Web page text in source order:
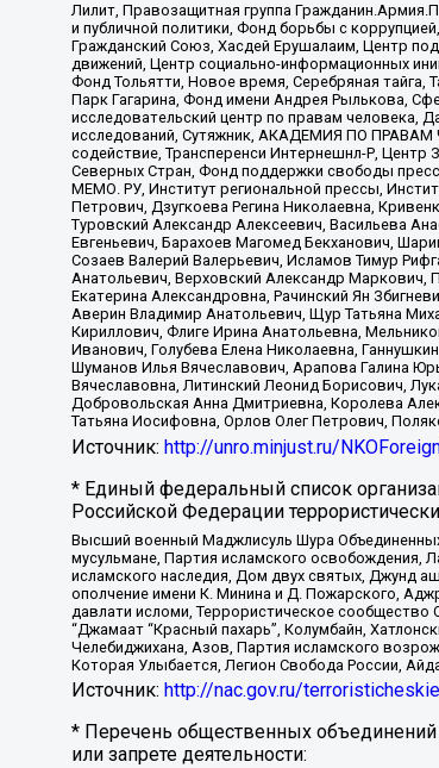
Лилит, Правозащитная группа
и публичной политики, Фонд борьбы с
Гражданский Союз, Хасдей Ерушалаим, Центр
движений, Центр социально-информационных
Фонд Тольятти, Новое время, Серебряная тайга,
Парк Гагарина, Фонд имени Андрея Рылькова,
исследовательский центр по правам человека,
исследований, Сутяжник, АКАДЕМИЯ ПО ПРАВАМ
содействие, Трансперенси Интернешнл-Р,
Северных Стран, Фонд поддержки свободы
МЕМО. РУ, Институт региональной прессы,
Петрович, Дзугкоева Регина Николаевна,
Туровский Александр Алексеевич, Васильева
Евгеньевич, Барахоев Магомед Бекханович,
Созаев Валерий Валерьевич, Исламов Тимур
Анатольевич, Верховский Александр Маркович,
Екатерина Александровна, Рачинский Ян
Аверин Владимир Анатольевич, Щур Татьяна
Кириллович, Флиге Ирина Анатольевна,
Иванович, Голубева Елена Николаевна,
Шуманов Илья Вячеславович, Арапова Галина
Вячеславовна, Литинский Леонид Борисович,
Добровольская Анна Дмитриевна, Королева
Татьяна Иосифовна, Орлов Олег Петрович,
Источник: http://unro.minjust.ru/
* Единый федеральный список
Российской Федерации
Высший военный Маджлисуль Шура
мусульмане, Партия исламского освобождения,
исламского наследия, Дом двух святых, Джунд
ополчение имени К. Минина и Д. Пожарского,
давлати исломи, Террористическое сообщество
“Джамаат “Красный пахарь”, Колумбайн,
Челебиджихана, Азов, Партия исламского
Которая Улыбается, Легион Свобода России,
Источник: http://nac.gov.ru/
* Перечень общественных
или запрете деятельности: